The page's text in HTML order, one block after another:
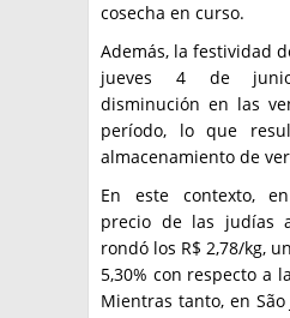
cosecha en curso.
Además, la festividad
jueves 4 de
disminución en las
período, lo que
almacenamiento de
En este contexto,
precio de las judías
rondó los R$ 2,78/kg,
5,30% con respecto a
Mientras tanto, en São